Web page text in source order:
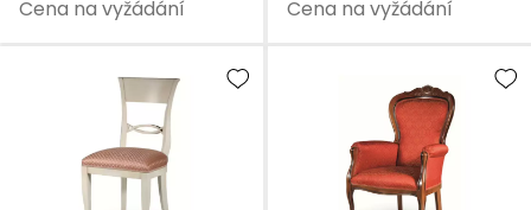
Cena na vyžádání Cena na vyžádání